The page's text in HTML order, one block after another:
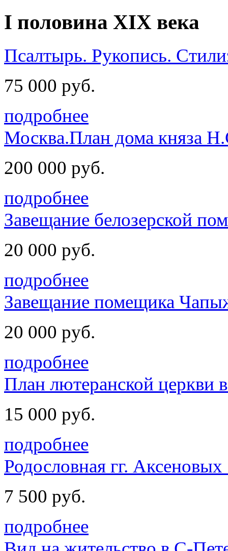
I половина XIX века
Псалтырь. Рукопись.
75 000 руб.
подробнее
Москва.План дома княза
200 000 руб.
подробнее
Завещание белозерской
20 000 руб.
подробнее
Завещание помещика
20 000 руб.
подробнее
План лютеранской церкви
15 000 руб.
подробнее
Родословная гг.
7 500 руб.
подробнее